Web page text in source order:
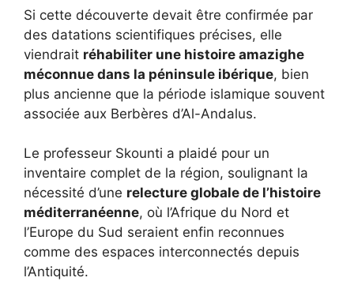
Si cette découverte devait être confirmée par
des datations scientifiques précises, elle
viendrait réhabiliter une histoire amazighe
méconnue dans la péninsule ibérique, bien
plus ancienne que la période islamique souvent
associée aux Berbères d’Al-Andalus.
Le professeur Skounti a plaidé pour un
inventaire complet de la région, soulignant la
nécessité d’une relecture globale de l’histoire
méditerranéenne, où l’Afrique du Nord et
l’Europe du Sud seraient enfin reconnues
comme des espaces interconnectés depuis
l’Antiquité.